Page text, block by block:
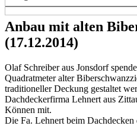
Anbau mit alten
(17.12.2014)
Olaf Schreiber aus Jonsdorf
Quadratmeter alter
traditioneller Deckung gestaltet
Dachdeckerfirma Lehnert aus
Können mit.
Die Fa. Lehnert beim Dachdecken